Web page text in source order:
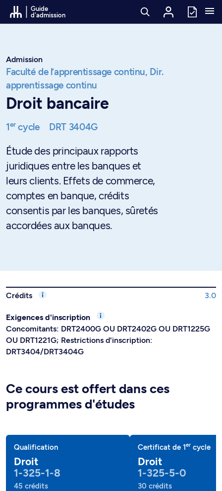
Passer au contenu
Guide
d'admission
Admission
Faculté de l’apprentissage continu, Dir.
apprentissage continu
Droit bancaire
1ercycle DRT 3404G
Étude des principaux rapports
juridiques entre les banques et
leurs clients. Effets de commerce,
comptes en banque, crédits
consentis par les banques, sûretés
accordées aux banques.
Crédits 3.0
Exigences d'inscription
Concomitants: DRT2400G OU DRT2402G OU DRT1225G
OU DRT1221G; Restrictions d'inscription:
DRT3404/DRT3404G
Ce cours est offert dans ces
programmes d'études
Qualification
Droit
1-325-1-8
45 crédits
Certificat de 1er cycle
Droit
1-325-5-0
30 crédits